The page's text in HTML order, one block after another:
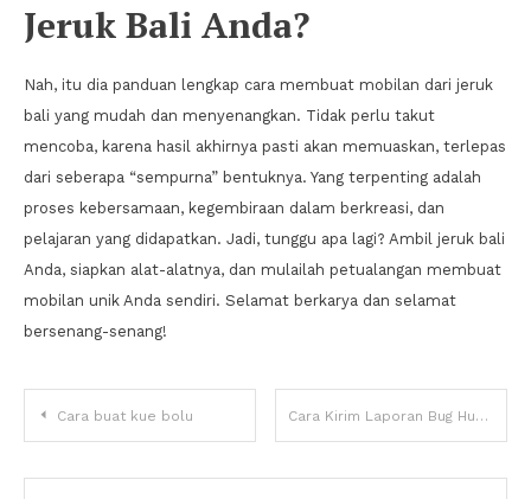
Jeruk Bali Anda?
Nah, itu dia panduan lengkap cara membuat mobilan dari jeruk
bali yang mudah dan menyenangkan. Tidak perlu takut
mencoba, karena hasil akhirnya pasti akan memuaskan, terlepas
dari seberapa “sempurna” bentuknya. Yang terpenting adalah
proses kebersamaan, kegembiraan dalam berkreasi, dan
pelajaran yang didapatkan. Jadi, tunggu apa lagi? Ambil jeruk bali
Anda, siapkan alat-alatnya, dan mulailah petualangan membuat
mobilan unik Anda sendiri. Selamat berkarya dan selamat
bersenang-senang!
Navigasi
pos
Cara buat kue bolu Cara Kirim Laporan Bug Hunter Yang Baik & Sopan